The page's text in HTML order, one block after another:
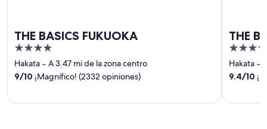
THE BASICS FUKUOKA
4
out
of
Hakata ‐ A 3.47 mi de la zona centro
9/10 ¡Magnífico! (2332 opiniones)
THE
4
out
of
Hakata ‐
9.4/10